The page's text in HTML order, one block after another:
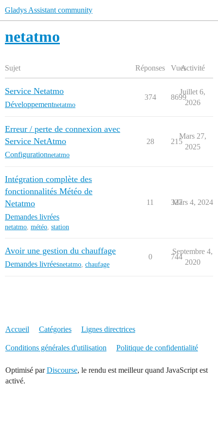
Gladys Assistant community
netatmo
Sujet Réponses VuesActivité
Service Netatmo
Développementnetatmo
374 8699
Juillet 6,
2026
Erreur / perte de connexion avec
Service NetAtmo
Configurationnetatmo
28 215
Mars 27,
2025
Intégration complète des
fonctionnalités Météo de
Netatmo
Demandes livrées
netatmo, météo, station
11 327
Mars 4, 2024
Avoir une gestion du chauffage
Demandes livréesnetatmo chaufage
0 744
Septembre 4,
2020
Accueil Catégories Lignes directrices
Conditions générales d'utilisation Politique de confidentialité
Optimisé parDiscourse, le rendu est meilleur quand JavaScript est
activé.